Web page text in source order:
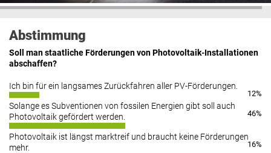
Abstimmung
Soll man staatliche Förderungen von Photovoltaik-Installationen
abschaffen?
Ich bin für ein langsames Zurückfahren aller PV-Förderungen.
12%
Solange es Subventionen von fossilen Energien gibt soll auch
Photovoltaik gefördert werden.
46%
Photovoltaik ist längst marktreif und braucht keine Förderungen
mehr.
16%